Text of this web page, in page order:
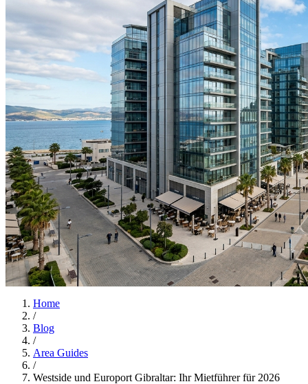
Home
/
Blog
/
Area Guides
/
Westside und Europort Gibraltar: Ihr Mietführer für 2026